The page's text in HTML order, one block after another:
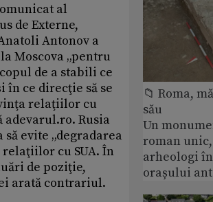
al
de Externe,
Antonov a
Moscova „pentru
de a stabili ce
în ce direcţie să se
relaţiilor cu
adevarul.ro. Rusia
să evite „degradarea
cu SUA. În
de poziţie,
arată contrariul.
📁 Roma,
său
Un
roman
arheologi
orașului